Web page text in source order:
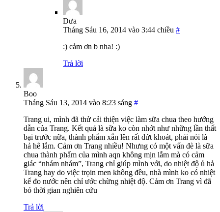
Dưa
Tháng Sáu 16, 2014 vào 3:44 chiều #
:) cảm ơn b nha! :)
Trả lời
Boo
Tháng Sáu 13, 2014 vào 8:23 sáng #
Trang ui, mình đã thử cải thiện việc làm sữa chua theo hướng
dẫn của Trang. Kết quả là sữa ko còn nhớt như những lần thất
bại trước nữa, thành phẩm xắn lên rất dứt khoát, phải nói là
hả hê lắm. Cảm ơn Trang nhiều! Nhưng có một vấn đè là sữa
chua thành phẩm của mình aqn không mịn lắm mà có cảm
giác “nhám nhám”, Trang chỉ giúp mình với, do nhiệt độ ủ hả
Trang hay do việc trọin men không đều, nhà mình ko có nhiệt
kế đo nước nên chỉ ước chừng nhiệt độ. Cảm ơn Trang vì đã
bỏ thời gian nghiên cứu
Trả lời